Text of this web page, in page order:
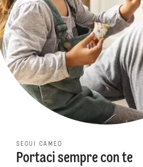
SEGUI CAMEO
Portaci sempre con te